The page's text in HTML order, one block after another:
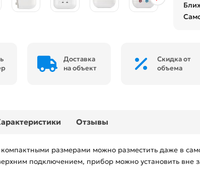
Доставка
на объект
Скидка от
объема
Отзывы
компактными размерами можно разместить даже в
подключением, прибор можно установить вне